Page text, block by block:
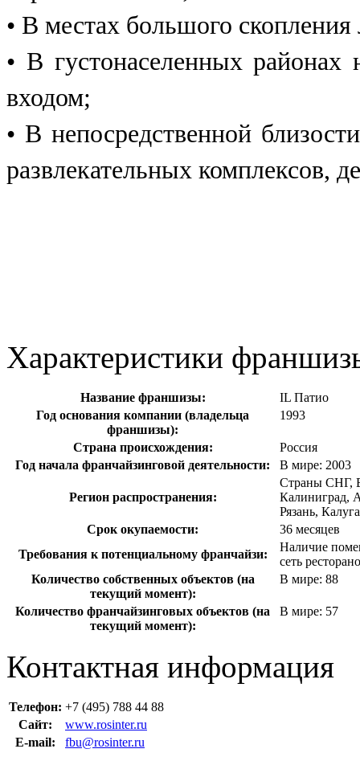
• В местах большого
• В густонаселенных
входом;
• В непосредственной
развлекательных комплексов,
Характеристики
Название франшизы:
IL Патио
Год основания компании (владельца
франшизы):
1993
Страна происхождения:
Россия
Год начала франчайзинговой деятельности:
В мире: 2003
Регион распространения:
Страны СНГ,
Калиниград,
Рязань,
Срок окупаемости:
36 месяцев
Требования к потенциальному франчайзи:
Наличие
сеть
Количество собственных объектов (на
текущий момент):
В мире: 88
Количество франчайзинговых объектов (на
текущий момент):
В мире: 57
Контактная информация
Телефон: +7 (495) 788 44 88
Сайт:
www.rosinter.ru
E-mail:
fbu@rosinter.ru